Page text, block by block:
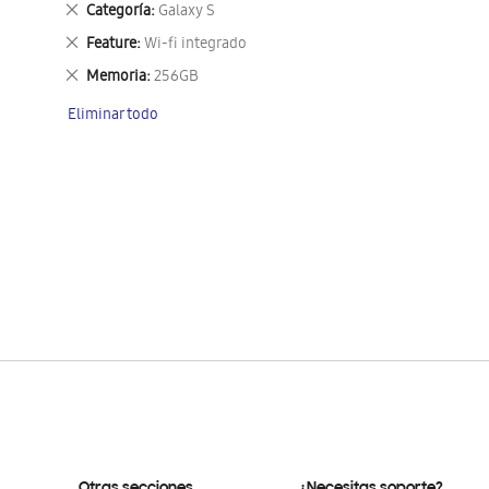
Categoría Galaxy S
Eliminar
este
artículo
Feature Wi-fi integrado
Eliminar
este
artículo
Memoria 256GB
Eliminar
artículo
Eliminar todo